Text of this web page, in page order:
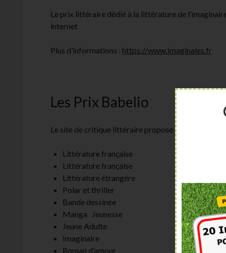
Le prix littéraire dédié à la littérature de
internet
Plus d’informations : https://www.imaginales.fr
Les Prix Babelio
Le site de critique littéraire propose plusieurs
Littérature française
Littérature française
Littérature étrangère
Polar et thriller
Bande dessinée
Manga Jeunesse
Jeune Adulte
Imaginaire
Roman d’amour